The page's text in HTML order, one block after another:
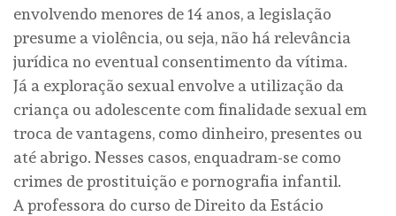
envolvendo menores de 14 anos, a legislação
presume a violência, ou seja, não há relevância
jurídica no eventual consentimento da vítima.
Já a exploração sexual envolve a utilização da
criança ou adolescente com finalidade sexual em
troca de vantagens, como dinheiro, presentes ou
até abrigo. Nesses casos, enquadram-se como
crimes de prostituição e pornografia infantil.
A professora do curso de Direito da Estácio